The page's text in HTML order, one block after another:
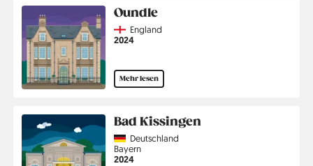
Oundle
CountryEngland
Jahr
2024
Mehr lesen
Bad Kissingen
CountryDeutschland
Region
Bayern
Jahr
2024